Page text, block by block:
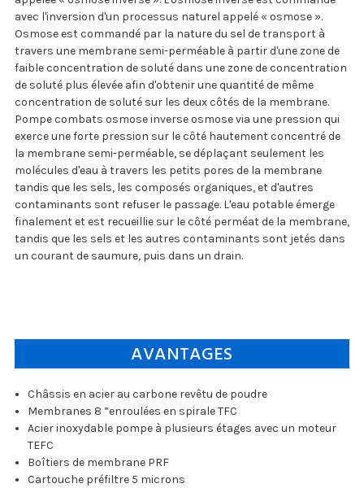
avec l'inversion d'un processus naturel appelé « osmose ».
Osmose est commandé par la nature du sel de transport à
travers une membrane semi-perméable à partir d'une zone de
faible concentration de soluté dans une zone de concentration
de soluté plus élevée afin d'obtenir une quantité de même
concentration de soluté sur les deux côtés de la membrane.
Pompe combats osmose inverse osmose via une pression qui
exerce une forte pression sur le côté hautement concentré de
la membrane semi-perméable, se déplaçant seulement les
molécules d'eau à travers les petits pores de la membrane
tandis que les sels, les composés organiques, et d'autres
contaminants sont refuser le passage. L'eau potable émerge
finalement et est recueillie sur le côté perméat de la membrane,
tandis que les sels et les autres contaminants sont jetés dans
un courant de saumure, puis dans un drain.
AVANTAGES
Châssis en acier au carbone revêtu de poudre
Membranes 8 ”enroulées en spirale TFC
Acier inoxydable pompe à plusieurs étages avec un moteur
TEFC
Boîtiers de membrane PRF
Cartouche préfiltre 5 microns